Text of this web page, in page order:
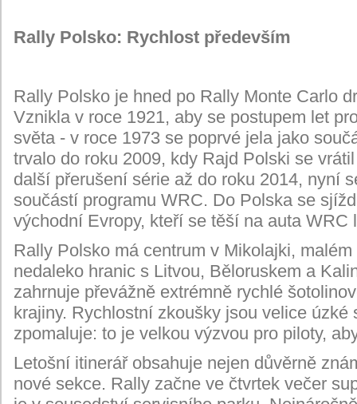
Rally Polsko: Rychlost především
Rally Polsko je hned po Rally Monte Carlo
Vznikla v roce 1921, aby se postupem let
světa - v roce 1973 se poprvé jela jako
trvalo do roku 2009, kdy Rajd Polski se
další přerušení série až do roku 2014, nyní
součástí programu WRC. Do Polska se
východní Evropy, kteří se těší na auta WRC
Rally Polsko má centrum v Mikolajki,
nedaleko hranic s Litvou, Běloruskem a
zahrnuje převážně extrémně rychlé
krajiny. Rychlostní zkoušky jsou velice
zpomaluje: to je velkou výzvou pro piloty,
Letošní itinerář obsahuje nejen důvěrně
nové sekce. Rally začne ve čtvrtek večer